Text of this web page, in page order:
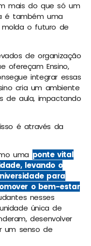
mais do que só um
é também uma
molda o futuro de
de organização
ofereçam Ensino,
integrar essas
cria um ambiente
de aula, impactando
é através da
uma ponte vital
levando o
para
o bem-estar
nesses
única de
desenvolver
um senso de